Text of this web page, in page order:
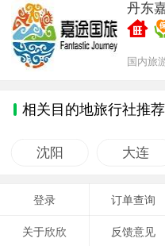
丹东
国内旅
相关目的地旅行社推荐
沈阳 大连
登录 订单查询
关于欣欣 反馈意见